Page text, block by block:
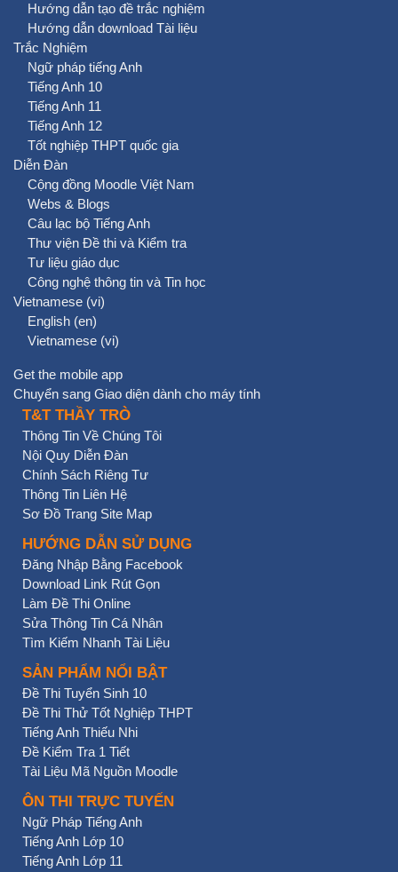
Hướng dẫn tạo đề trắc nghiệm
Hướng dẫn download Tài liệu
Trắc Nghiệm
Ngữ pháp tiếng Anh
Tiếng Anh 10
Tiếng Anh 11
Tiếng Anh 12
Tốt nghiệp THPT quốc gia
Diễn Đàn
Cộng đồng Moodle Việt Nam
Webs & Blogs
Câu lạc bộ Tiếng Anh
Thư viện Đề thi và Kiểm tra
Tư liệu giáo dục
Công nghệ thông tin và Tin học
Vietnamese ‎(vi)‎
English ‎(en)‎
Vietnamese ‎(vi)‎
Get the mobile app
Chuyển sang Giao diện dành cho máy tính
T&T THẦY TRÒ
Thông Tin Về Chúng Tôi
Nội Quy Diễn Đàn
Chính Sách Riêng Tư
Thông Tin Liên Hệ
Sơ Đồ Trang Site Map
HƯỚNG DẪN SỬ DỤNG
Đăng Nhập Bằng Facebook
Download Link Rút Gọn
Làm Đề Thi Online
Sửa Thông Tin Cá Nhân
Tìm Kiếm Nhanh Tài Liệu
SẢN PHẨM NỔI BẬT
Đề Thi Tuyển Sinh 10
Đề Thi Thử Tốt Nghiệp THPT
Tiếng Anh Thiếu Nhi
Đề Kiểm Tra 1 Tiết
Tài Liệu Mã Nguồn Moodle
ÔN THI TRỰC TUYẾN
Ngữ Pháp Tiếng Anh
Tiếng Anh Lớp 10
Tiếng Anh Lớp 11